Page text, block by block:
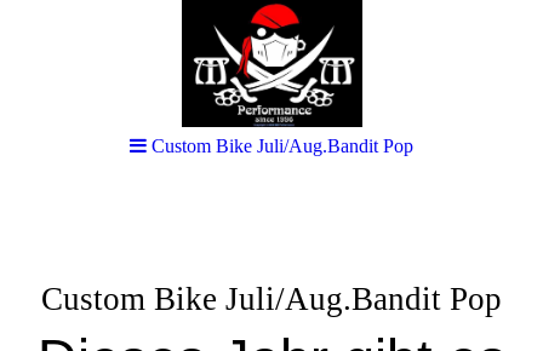
Custom Bike Juli/Aug.Bandit Pop
Custom Bike Juli/Aug.Bandit Pop